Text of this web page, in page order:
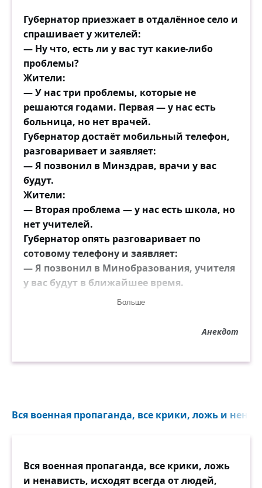
Губернатор приезжает в отдалённое село и
спрашивает у жителей:
— Ну что, есть ли у вас тут какие-либо
проблемы?
Жители:
— У нас три проблемы, которые не
решаются годами. Первая — у нас есть
больница, но нет врачей.
Губернатор достаёт мобильный телефон,
разговаривает и заявляет:
— Я позвонил в Минздрав, врачи у вас
будут.
Жители:
— Вторая проблема — у нас есть школа, но
нет учителей.
Губернатор опять разговаривает по
сотовому телефону и заявляет:
— Я позвонил в Минобразования, учителя
у вас будут в ближайшее время.
Больше
Анекдот
Вся военная пропаганда, все крики, ложь и
Вся военная пропаганда, все крики, ложь
и ненависть, исходят всегда от людей,